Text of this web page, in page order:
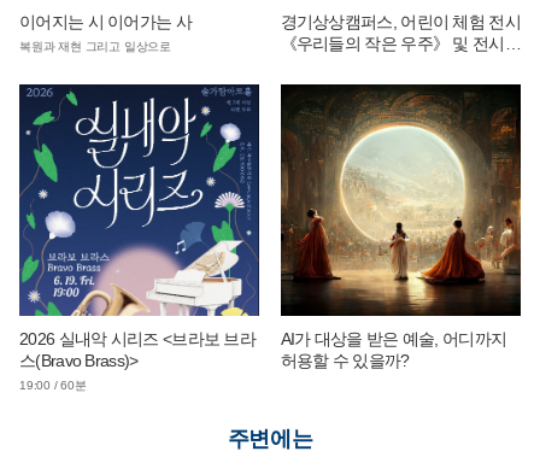
이어지는 시 이어가는 사
복원과 재현 그리고 일상으로
경기상상캠퍼스, 어린이 체험 전시
《우리들의 작은 우주》 및 전시
2026 실내악 시리즈 <브라보 브라
스(Bravo Brass)>
19:00 / 60분
AI가 대상을 받은 예술, 어디까지
허용할 수 있을까?
주변에는